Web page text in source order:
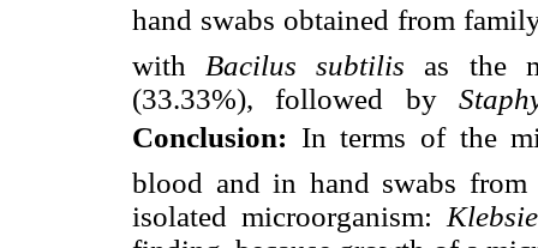
hand swabs obtained from
with Bacilus subtilis as the
(33.33%), followed by
Conclusion: In terms of the
blood and in hand swabs
isolated microorganism: